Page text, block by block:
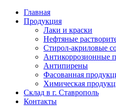
Главная
Продукция
Лаки и краски
Нефтяные
Стирол-акриловые
Антикоррозионные
Антипирены
Фасованная
Химическая
Склад в г. Ставрополь
Контакты